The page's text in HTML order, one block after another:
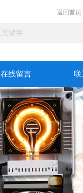
返回首页
在线留言 联